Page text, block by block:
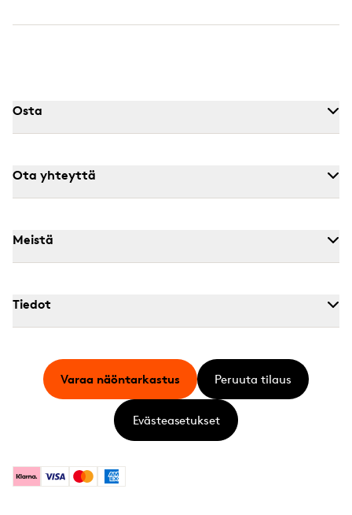
Osta
Ota yhteyttä
Meistä
Tiedot
KlarnaVisa MastercardAmerican Express
Varaa näöntarkastus Peruuta tilaus
Evästeasetukset